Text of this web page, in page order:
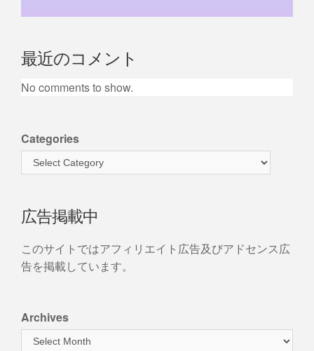
最近のコメント
No comments to show.
Categories
広告掲載中
このサイトではアフィリエイト広告及びアドセンス広
告を掲載しています。
Archives